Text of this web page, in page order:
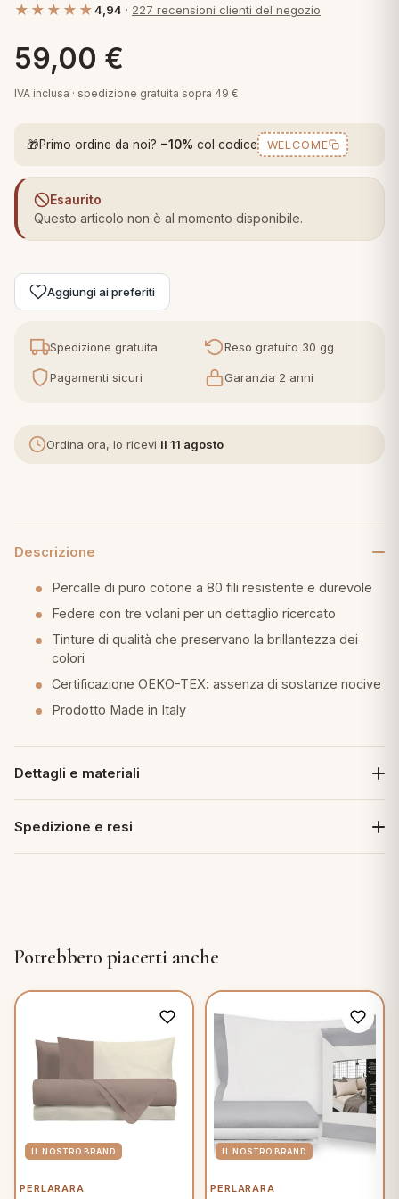
letto
e Pigiami
arredo
per cuscini
Step
in fibra
in piuma d'oca
in piuma
Tappeti Cartoons
Trapuntini Cartoons
★★★★★4,94 · 227 recensioni clienti del negozio
59,00 €
IVA inclusa · spedizione gratuita sopra 49 €
🎁Primo ordine da noi? −10% col codice WELCOME
Esaurito
Questo articolo non è al momento disponibile.
Aggiungi ai preferiti
Spedizione gratuita Reso gratuito 30 gg
Pagamenti sicuri Garanzia 2 anni
Ordina ora, lo ricevi il 11 agosto
Descrizione
Percalle di puro cotone a 80 fili resistente e durevole
Federe con tre volani per un dettaglio ricercato
Tinture di qualità che preservano la brillantezza dei
colori
Certificazione OEKO-TEX: assenza di sostanze nocive
Prodotto Made in Italy
Dettagli e materiali
Spedizione e resi
Potrebbero piacerti anche
PERLARARA PERLARARA